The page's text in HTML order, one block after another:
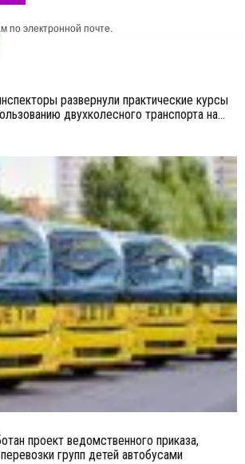
по электронной почте.
развернули практические курсы
двухколесного транспорта на...
проект ведомственного приказа,
групп детей автобусами